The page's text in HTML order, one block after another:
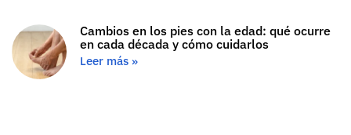
Cambios en los pies con la edad: qué ocurre
en cada década y cómo cuidarlos
Leer más »